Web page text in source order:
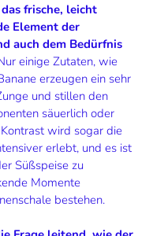
das frische, leicht
Element der
auch dem Bedürfnis
einige Zutaten, wie
erzeugen ein sehr
und stillen den
säuerlich oder
wird sogar die
erlebt, und es ist
Süßspeise zu
Momente
bestehen.